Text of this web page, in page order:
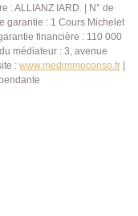
: ALLIANZ IARD. | N° de
garantie : 1 Cours Michelet
financière : 110 000
médiateur : 3, avenue
: www.medimmoconso.fr